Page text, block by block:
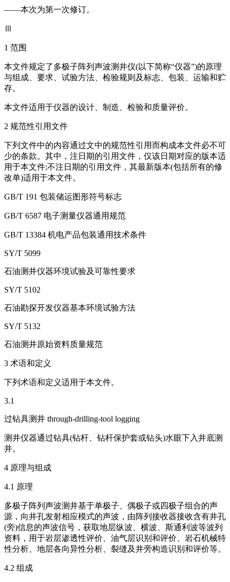
——本次为第一次修订。
Ⅲ
1 范围
本文件规定了多极子阵列声波测井仪(以下简称“仪器”)的原理
与组成、要求、试验方法、检验规则及标志、包装、运输和贮
存。
本文件适用于仪器的设计、制造、检验和质量评价。
2 规范性引用文件
下列文件中的内容通过文中的规范性引用而构成本文件必不可
少的条款。其中，注日期的引用文件，仅该日期对应的版本适
用于本文件;不注日期的引用文件，其最新版本(包括所有的修
改单)适用于本文件。
GB/T 191 包装储运图形符号标志
GB/T 6587 电子测量仪器通用规范
GB/T 13384 机电产品包装通用技术条件
SY/T 5099
石油测井仪器环境试验及可靠性要求
SY/T 5102
石油勘探开发仪器基本环境试验方法
SY/T 5132
石油测井原始资料质量规范
3 术语和定义
下列术语和定义适用于本文件。
3.1
过钻具测井 through-drilling-tool logging
测井仪器通过钻具(钻杆、钻杆保护套或钻头)水眼下入井底测
井。
4 原理与组成
4.1 原理
多极子阵列声波测井基于单极子、偶极子或四极子组合的声
源，向井孔发射相应模式的声波，由阵列接收器接收含有井孔
(旁)信息的声波信号，获取地层纵波、横波、斯通利波等波列
资料，用于岩层渗透性评价、油气层识别和评价、岩石机械特
性分析、地层各向异性分析、裂缝及井旁构造识别和评价等。
4.2 组成